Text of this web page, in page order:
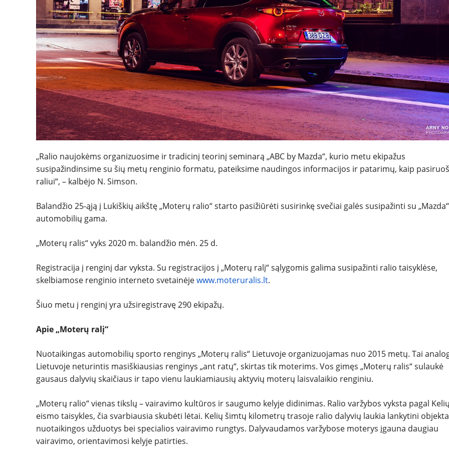
„Ralio naujokėms organizuosime ir tradicinį teorinį seminarą „ABC by Mazda“, kurio metu ekipažus
susipažindinsime su šių metų renginio formatu, pateiksime naudingos informacijos ir patarimų, kaip
raliui“, – kalbėjo N. Simson.
Balandžio 25-ąją į Lukiškių aikštę „Moterų ralio“ starto pasižiūrėti susirinkę svečiai galės susipažinti su „Mazda“
automobilių gama.
„Moterų ralis“ vyks 2020 m. balandžio mėn. 25 d.
Registracija į renginį dar vyksta. Su registracijos į „Moterų ralį“ sąlygomis galima susipažinti ralio taisyklėse,
skelbiamose renginio interneto svetainėjewww.moteruralis.lt.
Šiuo metu į renginį yra užsiregistravę 290 ekipažų.
Apie „Moterų ralį“
Nuotaikingas automobilių sporto renginys „Moterų ralis“ Lietuvoje organizuojamas nuo 2015 metų. Tai
Lietuvoje neturintis masiškiausias renginys „ant ratų“, skirtas tik moterims. Vos gimęs „Moterų ralis“ sulaukė
gausaus dalyvių skaičiaus ir tapo vienu laukiamiausių aktyvių moterų laisvalaikio renginiu.
„Moterų ralio“ vienas tikslų – vairavimo kultūros ir saugumo kelyje didinimas. Ralio varžybos vyksta pagal
eismo taisykles, čia svarbiausia skubėti lėtai. Kelių šimtų kilometrų trasoje ralio dalyvių laukia lankytini
nuotaikingos užduotys bei specialios vairavimo rungtys. Dalyvaudamos varžybose moterys įgauna daugiau
vairavimo, orientavimosi kelyje patirties.